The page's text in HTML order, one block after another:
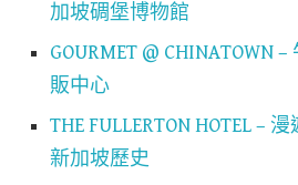
加坡碉堡博物館
GOURMET @ CHINATOWN
販中心
THE FULLERTON HOTEL –
新加坡歷史